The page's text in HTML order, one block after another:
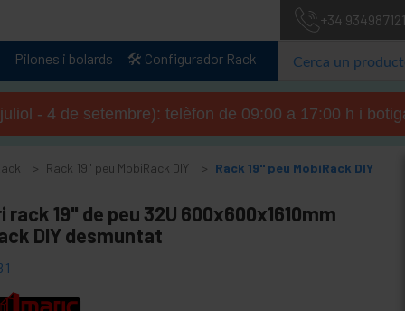
+34 934987121
Pilones i bolards 🛠️ Configurador Rack
- 4 de setembre): telèfon de 09:00 a 17:00 h i
Rack 19" peu MobiRack DIY
Rack 19" peu MobiRack DIY
rack 19" de peu 32U 600x600x1610mm
DIY desmuntat